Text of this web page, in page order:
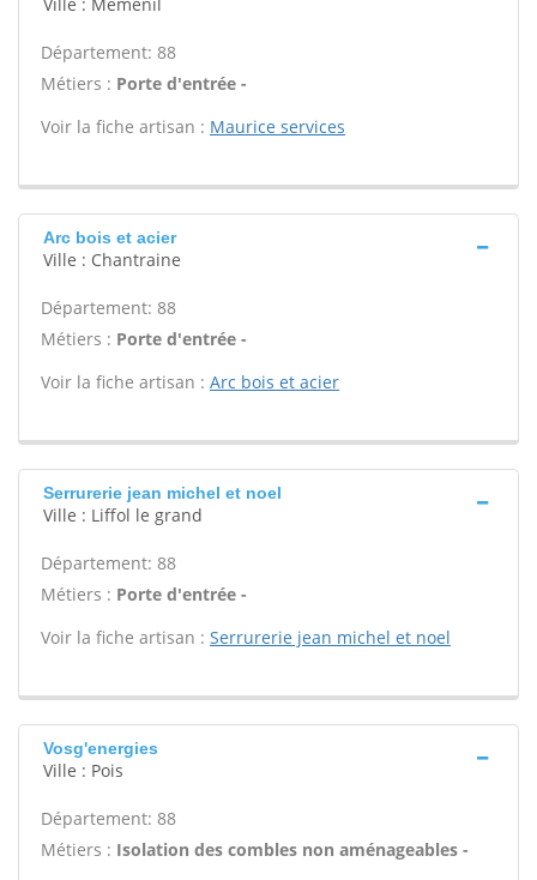
Département: 88
Métiers : Porte d'entrée -
Voir la fiche artisan : Maurice services
Arc bois et acier
Ville : Chantraine
Département: 88
Métiers : Porte d'entrée -
Voir la fiche artisan : Arc bois et acier
Serrurerie jean michel et noel
Ville : Liffol le grand
Département: 88
Métiers : Porte d'entrée -
Voir la fiche artisan : Serrurerie jean michel et noel
Vosg'energies
Ville : Pois
Département: 88
Métiers : Isolation des combles non aménageables -